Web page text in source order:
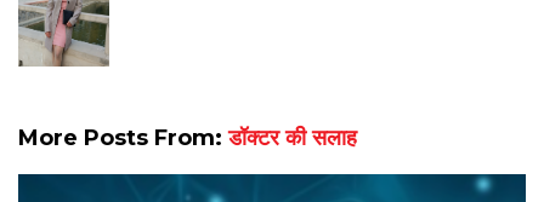
More Posts From:डॉक्टर की सलाह